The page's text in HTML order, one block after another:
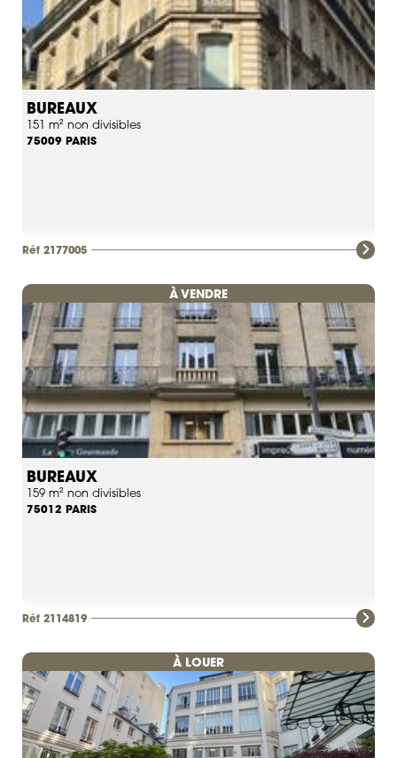
BUREAUX
151 m² non divisibles
75009 PARIS
Réf 2177005
À VENDRE
BUREAUX
159 m² non divisibles
75012 PARIS
Réf 2114819
À LOUER